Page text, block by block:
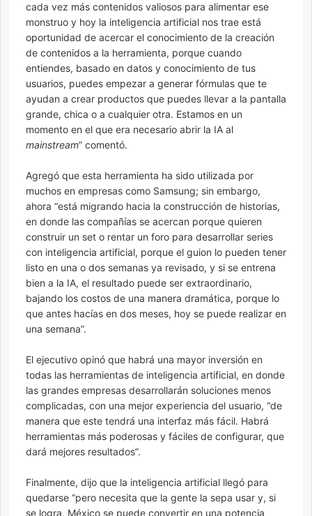
cada vez más contenidos valiosos para alimentar ese
monstruo y hoy la inteligencia artificial nos trae está
oportunidad de acercar el conocimiento de la creación
de contenidos a la herramienta, porque cuando
entiendes, basado en datos y conocimiento de tus
usuarios, puedes empezar a generar fórmulas que te
ayudan a crear productos que puedes llevar a la pantalla
grande, chica o a cualquier otra. Estamos en un
momento en el que era necesario abrir la IA al
mainstream” comentó.
Agregó que esta herramienta ha sido utilizada por
muchos en empresas como Samsung; sin embargo,
ahora “está migrando hacia la construcción de historias,
en donde las compañías se acercan porque quieren
construir un set o rentar un foro para desarrollar series
con inteligencia artificial, porque el guion lo pueden tener
listo en una o dos semanas ya revisado, y si se entrena
bien a la IA, el resultado puede ser extraordinario,
bajando los costos de una manera dramática, porque lo
que antes hacías en dos meses, hoy se puede realizar en
una semana”.
El ejecutivo opinó que habrá una mayor inversión en
todas las herramientas de inteligencia artificial, en donde
las grandes empresas desarrollarán soluciones menos
complicadas, con una mejor experiencia del usuario, “de
manera que este tendrá una interfaz más fácil. Habrá
herramientas más poderosas y fáciles de configurar, que
dará mejores resultados”.
Finalmente, dijo que la inteligencia artificial llegó para
quedarse “pero necesita que la gente la sepa usar y, si
se logra, México se puede convertir en una potencia